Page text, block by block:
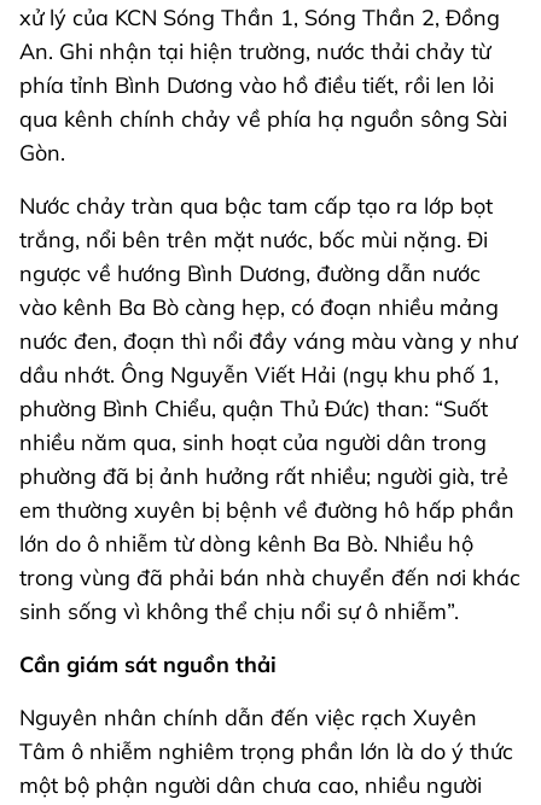
xử lý của KCN Sóng Thần 1, Sóng Thần 2, Đồng
An. Ghi nhận tại hiện trường, nước thải chảy từ
phía tỉnh Bình Dương vào hồ điều tiết, rồi len lỏi
qua kênh chính chảy về phía hạ nguồn sông Sài
Gòn.
Nước chảy tràn qua bậc tam cấp tạo ra lớp bọt
trắng, nổi bên trên mặt nước, bốc mùi nặng. Đi
ngược về hướng Bình Dương, đường dẫn nước
vào kênh Ba Bò càng hẹp, có đoạn nhiều mảng
nước đen, đoạn thì nổi đầy váng màu vàng y như
dầu nhớt. Ông Nguyễn Viết Hải (ngụ khu phố 1,
phường Bình Chiểu, quận Thủ Đức) than: “Suốt
nhiều năm qua, sinh hoạt của người dân trong
phường đã bị ảnh hưởng rất nhiều; người già, trẻ
em thường xuyên bị bệnh về đường hô hấp phần
lớn do ô nhiễm từ dòng kênh Ba Bò. Nhiều hộ
trong vùng đã phải bán nhà chuyển đến nơi khác
sinh sống vì không thể chịu nổi sự ô nhiễm”.
Cần giám sát nguồn thải
Nguyên nhân chính dẫn đến việc rạch Xuyên
Tâm ô nhiễm nghiêm trọng phần lớn là do ý thức
một bộ phận người dân chưa cao, nhiều người